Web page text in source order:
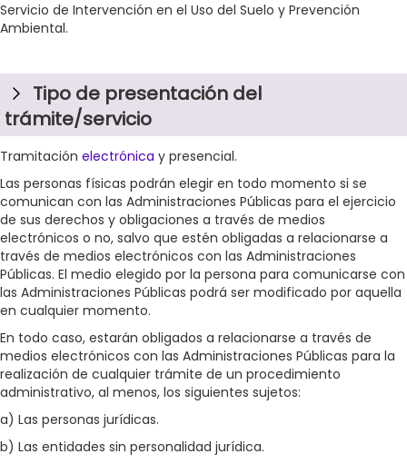
Servicio de Intervención en el Uso del Suelo y Prevención
Ambiental.
Tipo de presentación del
trámite/servicio
Tramitación electrónica y presencial.
Las personas físicas podrán elegir en todo momento si se
comunican con las Administraciones Públicas para el ejercicio
de sus derechos y obligaciones a través de medios
electrónicos o no, salvo que estén obligadas a relacionarse a
través de medios electrónicos con las Administraciones
Públicas. El medio elegido por la persona para comunicarse con
las Administraciones Públicas podrá ser modificado por aquella
en cualquier momento.
En todo caso, estarán obligados a relacionarse a través de
medios electrónicos con las Administraciones Públicas para la
realización de cualquier trámite de un procedimiento
administrativo, al menos, los siguientes sujetos:
a) Las personas jurídicas.
b) Las entidades sin personalidad jurídica.